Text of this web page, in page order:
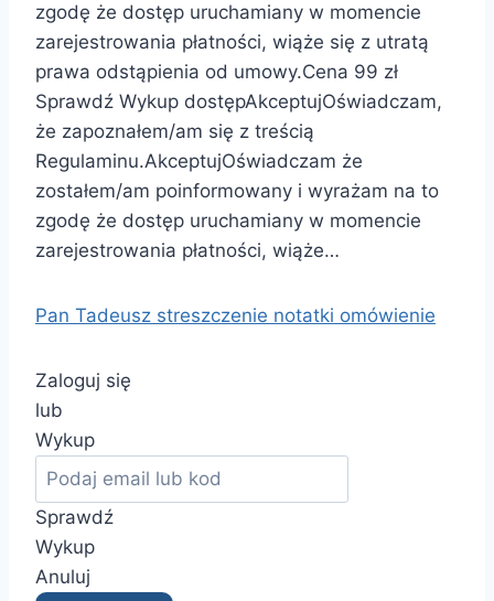
zgodę że dostęp uruchamiany w momencie
zarejestrowania płatności, wiąże się z utratą
prawa odstąpienia od umowy.Cena 99 zł
Sprawdź Wykup dostępAkceptujOświadczam,
że zapoznałem/am się z treścią
Regulaminu.AkceptujOświadczam że
zostałem/am poinformowany i wyrażam na to
zgodę że dostęp uruchamiany w momencie
zarejestrowania płatności, wiąże…
Pan Tadeusz streszczenie notatki omówienie
Zaloguj się
lub
Wykup
Sprawdź
Wykup
Anuluj